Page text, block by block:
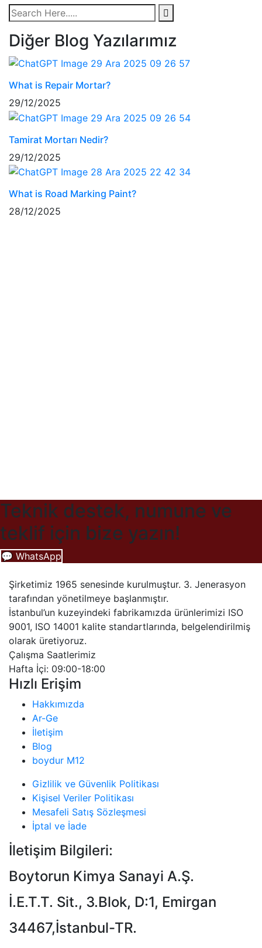
Diğer Blog Yazılarımız
What is Repair Mortar?
29/12/2025
Tamirat Mortarı Nedir?
29/12/2025
What is Road Marking Paint?
28/12/2025
Teknik destek, numune ve
teklif için bize yazın!
💬 WhatsApp
Şirketimiz 1965 senesinde kurulmuştur. 3. Jenerasyon
tarafından yönetilmeye başlanmıştır.
İstanbul’un kuzeyindeki fabrikamızda ürünlerimizi ISO
9001, ISO 14001 kalite standartlarında, belgelendirilmiş
olarak üretiyoruz.
Çalışma Saatlerimiz
Hafta İçi: 09:00-18:00
Hızlı Erişim
Hakkımızda
Ar-Ge
İletişim
Blog
boydur M12
Gizlilik ve Güvenlik Politikası
Kişisel Veriler Politikası
Mesafeli Satış Sözleşmesi
İptal ve İade
İletişim Bilgileri:
Boytorun Kimya Sanayi A.Ş.
İ.E.T.T. Sit., 3.Blok, D:1, Emirgan
34467,İstanbul-TR.